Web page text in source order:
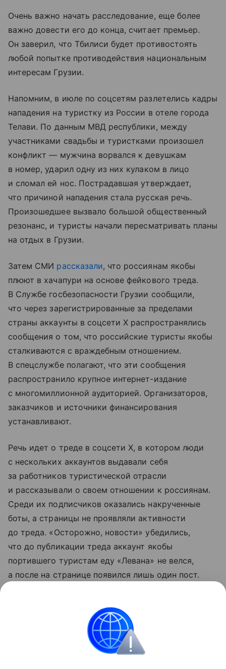
Очень важно начать расследование, еще более
важно довести его до конца, считает премьер.
Он заверил, что Тбилиси будет противостоять
любой попытке противодействия национальным
интересам Грузии.
Напомним, в июле по соцсетям разлетелись кадры
нападения на туристку из России в отеле города
Телави. По данным МВД республики, между
участниками свадьбы и туристками произошел
конфликт — мужчина ворвался к девушкам
в номер, ударил одну из них кулаком в лицо
и сломал ей нос. Пострадавшая утверждает,
что причиной нападения стала русская речь.
Произошедшее вызвало большой общественный
резонанс, и туристы начали пересматривать планы
на отдых в Грузии.
Затем СМИ рассказали, что россиянам якобы
плюют в хачапури на основе фейкового треда.
В Службе госбезопасности Грузии сообщили,
что через зарегистрированные за пределами
страны аккаунты в соцсети X распространялись
сообщения о том, что российские туристы якобы
сталкиваются с враждебным отношением.
В спецслужбе полагают, что эти сообщения
распространило крупное интернет-издание
с многомиллионной аудиторией. Организаторов,
заказчиков и источники финансирования
устанавливают.
Речь идет о треде в соцсети X, в котором люди
с нескольких аккаунтов выдавали себя
за работников туристической отрасли
и рассказывали о своем отношении к россиянам.
Среди их подписчиков оказались накрученные
боты, а страницы не проявляли активности
до треда. «Осторожно, новости» убедились,
что до публикации треда аккаунт якобы
портившего туристам еду «Левана» не велся,
а после на странице появился лишь один пост.
других публикаций ни до, ни после сообщения.
Внешняя политика